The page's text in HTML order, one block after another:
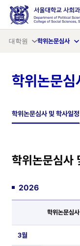
대학원 학위논문심사
학위논문심
학위논문심사 및 학사일정
학위논문심사
2026
학위논문심
3월